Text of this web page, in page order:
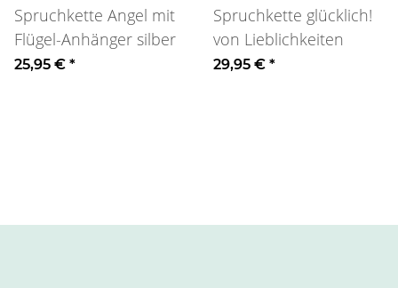
Spruchkette Angel mit
Flügel-Anhänger silber
25,95 € *
Spruchkette glücklich!
von Lieblichkeiten
29,95 € *